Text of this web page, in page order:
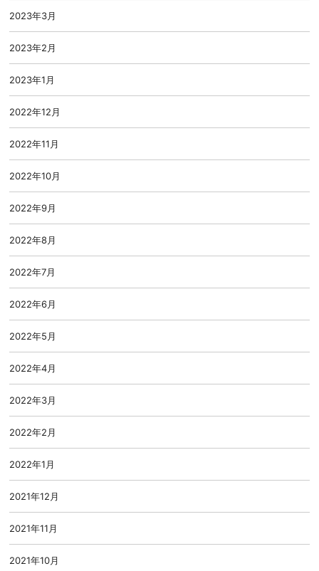
2023年3月
2023年2月
2023年1月
2022年12月
2022年11月
2022年10月
2022年9月
2022年8月
2022年7月
2022年6月
2022年5月
2022年4月
2022年3月
2022年2月
2022年1月
2021年12月
2021年11月
2021年10月